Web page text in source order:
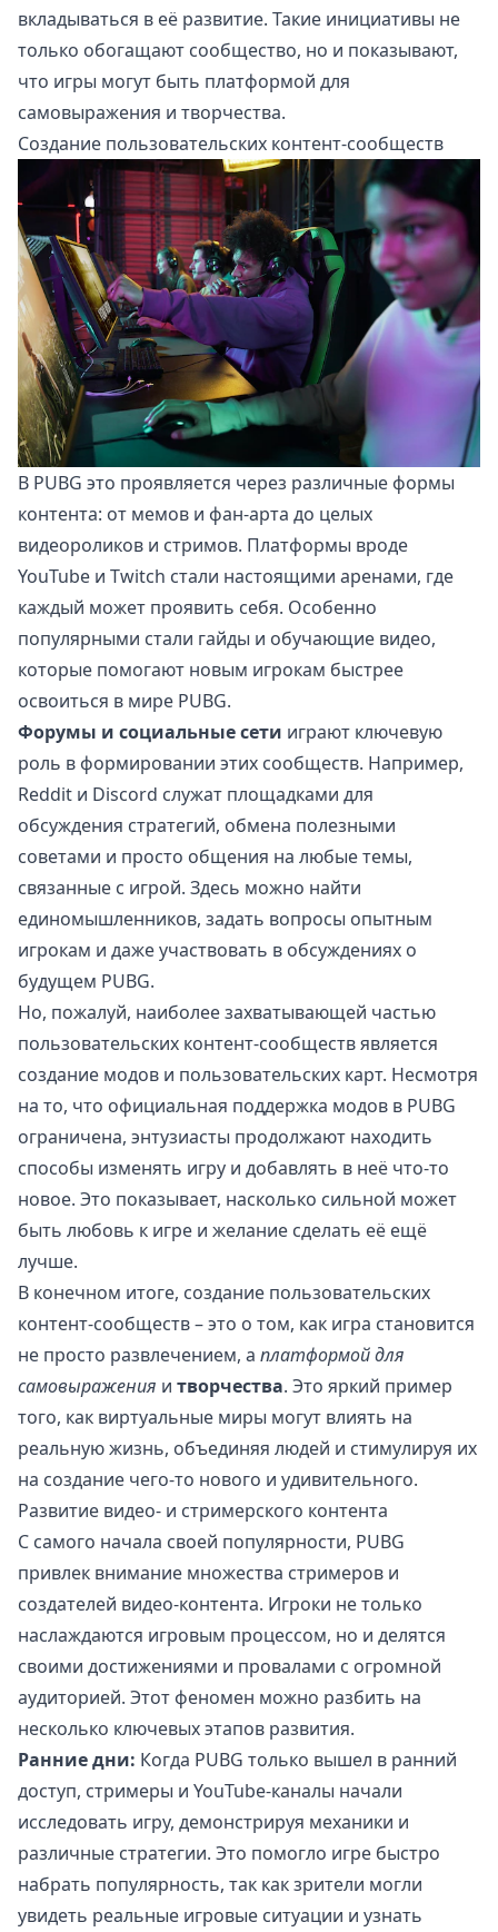
вкладываться в её развитие. Такие инициативы не
только обогащают сообщество, но и показывают,
что игры могут быть платформой для
самовыражения и творчества.
Создание пользовательских контент-сообществ
В PUBG это проявляется через различные формы
контента: от мемов и фан-арта до целых
видеороликов и стримов. Платформы вроде
YouTube и Twitch стали настоящими аренами, где
каждый может проявить себя. Особенно
популярными стали гайды и обучающие видео,
которые помогают новым игрокам быстрее
освоиться в мире PUBG.
Форумы и социальные сети играют ключевую
роль в формировании этих сообществ. Например,
Reddit и Discord служат площадками для
обсуждения стратегий, обмена полезными
советами и просто общения на любые темы,
связанные с игрой. Здесь можно найти
единомышленников, задать вопросы опытным
игрокам и даже участвовать в обсуждениях о
будущем PUBG.
Но, пожалуй, наиболее захватывающей частью
пользовательских контент-сообществ является
создание модов и пользовательских карт. Несмотря
на то, что официальная поддержка модов в PUBG
ограничена, энтузиасты продолжают находить
способы изменять игру и добавлять в неё что-то
новое. Это показывает, насколько сильной может
быть любовь к игре и желание сделать её ещё
лучше.
В конечном итоге, создание пользовательских
контент-сообществ – это о том, как игра становится
не просто развлечением, а платформой для
самовыражения и творчества. Это яркий пример
того, как виртуальные миры могут влиять на
реальную жизнь, объединяя людей и стимулируя их
на создание чего-то нового и удивительного.
Развитие видео- и стримерского контента
С самого начала своей популярности, PUBG
привлек внимание множества стримеров и
создателей видео-контента. Игроки не только
наслаждаются игровым процессом, но и делятся
своими достижениями и провалами с огромной
аудиторией. Этот феномен можно разбить на
несколько ключевых этапов развития.
Ранние дни: Когда PUBG только вышел в ранний
доступ, стримеры и YouTube-каналы начали
исследовать игру, демонстрируя механики и
различные стратегии. Это помогло игре быстро
набрать популярность, так как зрители могли
увидеть реальные игровые ситуации и узнать